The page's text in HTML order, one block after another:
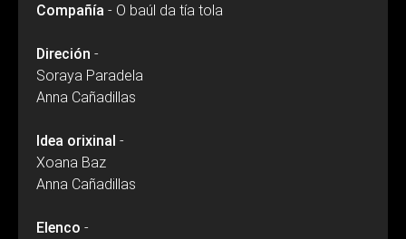
Compañía - O baúl da tía tola
Direción -
Soraya Paradela
Anna Cañadillas
Idea orixinal -
Xoana Baz
Anna Cañadillas
Elenco -